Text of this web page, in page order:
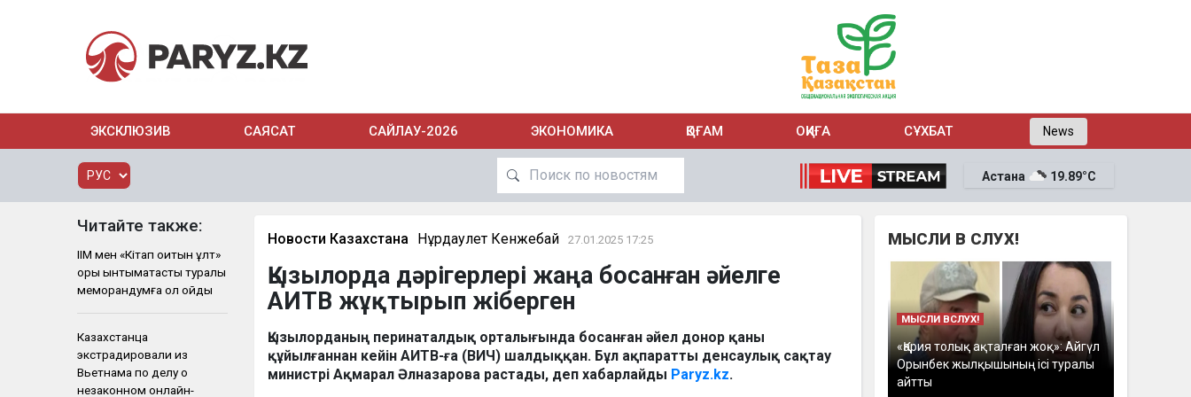
ЭКСКЛЮЗИВ САЯСАТ САЙЛАУ-2026 ЭКОНОМИКА ҚОҒАМ ОҚИҒА СҰХБАТ News
Астана 19.89°C
Читайте также:
ІІМ мен «Кітап оқитын ұлт»
қоры ынтымақтастық туралы
меморандумға қол қойды
Казахстанца
экстрадировали из
Вьетнама по делу о
незаконном онлайн-
Новости Казахстана Нұрдаулет Кенжебай 27.01.2025 17:25
Қызылорда дәрігерлері жаңа босанған әйелге
АИТВ жұқтырып жіберген
Қызылорданың перинаталдық орталығында босанған әйел донор қаны
құйылғаннан кейін АИТВ-ға (ВИЧ) шалдыққан. Бұл ақпаратты денсаулық сақтау
министрі Ақмарал Әлназарова растады, деп хабарлайды Paryz.kz.
МЫСЛИ В СЛУХ!
МЫСЛИ ВСЛУХ!
«Қария толық ақталған жоқ»: Айгүл
Орынбек жылқышының ісі туралы
айтты